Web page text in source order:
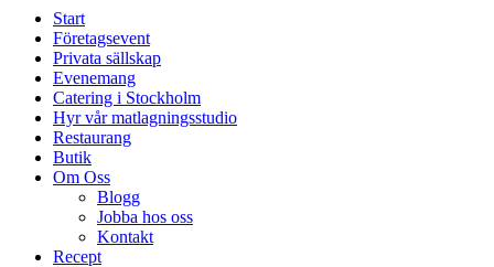
Start
Företagsevent
Privata sällskap
Evenemang
Catering i Stockholm
Hyr vår matlagningsstudio
Restaurang
Butik
Om Oss
Blogg
Jobba hos oss
Kontakt
Recept